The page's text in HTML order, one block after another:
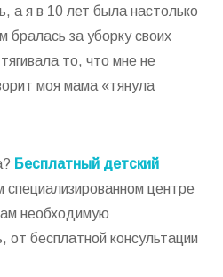
а я в 10 лет была настолько
бралась за уборку своих
то, что мне не
моя мама «тянула
Бесплатный детский
центре
необходимую
от бесплатной консультации